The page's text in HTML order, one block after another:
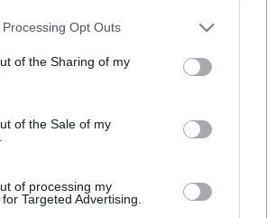
website/app uses one or more Google
or usage behaviour. You may click to
to Google and its third-party tags to
specified purposes in below Google
Opt Outs
of the Sharing of my
of the Sale of my
of processing my
Targeted Advertising.